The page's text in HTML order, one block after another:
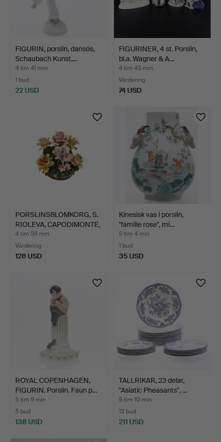
FIGURIN, porslin, dansös,
Schaubach Kunst,…
4 tim 41 min
1 bud
22 USD
FIGURINER, 4 st. Porslin,
bl.a. Wagner & A…
4 tim 43 min
Värdering
74 USD
PORSLINSBLOMKORG, S.
RIOLEVA, CAPODIMONTE,
…
4 tim 59 min
Värdering
128 USD
Kinesisk vas i porslin,
"famille rose", mi…
5 tim 4 min
1 bud
35 USD
ROYAL COPENHAGEN,
FIGURIN. Porslin. Faun p…
5 tim 9 min
5 bud
138 USD
TALLRIKAR, 23 delar,
"Asiatic Pheasants", …
5 tim 10 min
13 bud
211 USD